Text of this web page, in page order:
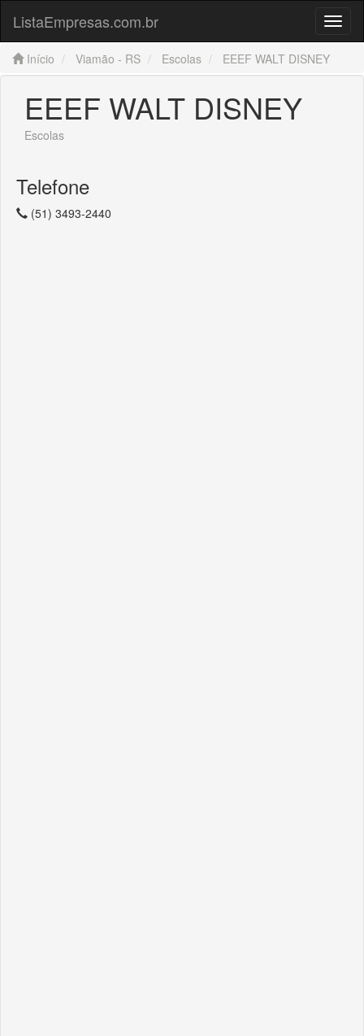
Menu
ListaEmpresas.com.br
Início Viamão - RS Escolas EEEF WALT DISNEY
EEEF WALT DISNEY
Escolas
Telefone
(51) 3493-2440